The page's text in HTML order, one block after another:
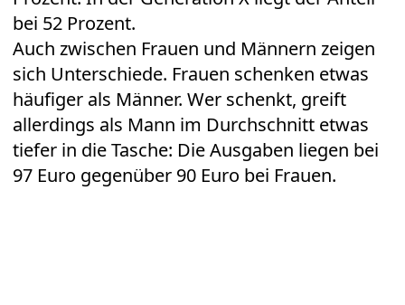
bei 52 Prozent.
Auch zwischen Frauen und Männern zeigen
sich Unterschiede. Frauen schenken etwas
häufiger als Männer. Wer schenkt, greift
allerdings als Mann im Durchschnitt etwas
tiefer in die Tasche: Die Ausgaben liegen bei
97 Euro gegenüber 90 Euro bei Frauen.